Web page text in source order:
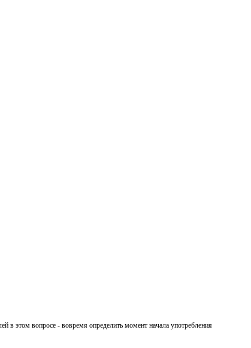
в этом вопросе - вовремя определить момент начала употребления